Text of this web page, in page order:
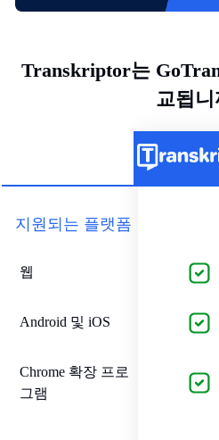
Transkriptor는
교됩니
지원되는 플랫폼
웹
Android 및 iOS
Chrome 확장 프로
그램